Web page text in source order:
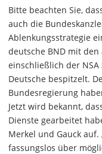
Bitte beachten Sie,
auch die
Ablenkungsstrategie
deutsche BND mit
einschließlich der
Deutsche bespitzelt.
Bundesregierung
Jetzt wird bekannt,
Dienste gearbeitet
Merkel und Gauck
fassungslos über